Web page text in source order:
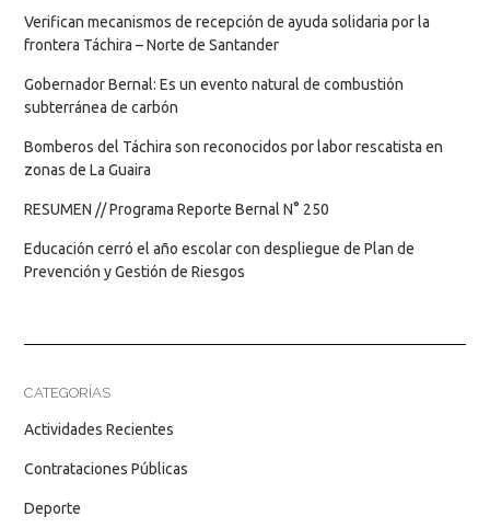
Verifican mecanismos de recepción de ayuda solidaria por la
frontera Táchira – Norte de Santander
Gobernador Bernal: Es un evento natural de combustión
subterránea de carbón
Bomberos del Táchira son reconocidos por labor rescatista en
zonas de La Guaira
RESUMEN // Programa Reporte Bernal N° 250
Educación cerró el año escolar con despliegue de Plan de
Prevención y Gestión de Riesgos
CATEGORÍAS
Actividades Recientes
Contrataciones Públicas
Deporte